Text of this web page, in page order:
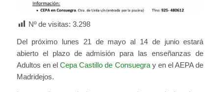
Nº de visitas: 3.298
Del próximo lunes 21 de mayo al 14 de junio estará
abierto el plazo de admisión para las enseñanzas de
Adultos en elCepa Castillo de Consuegray en el AEPA de
Madridejos.